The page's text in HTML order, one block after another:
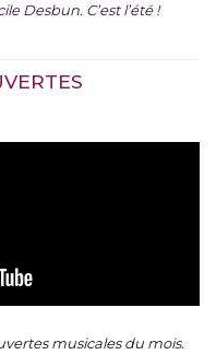
Desbun. C’est l’été !
musicales du mois.